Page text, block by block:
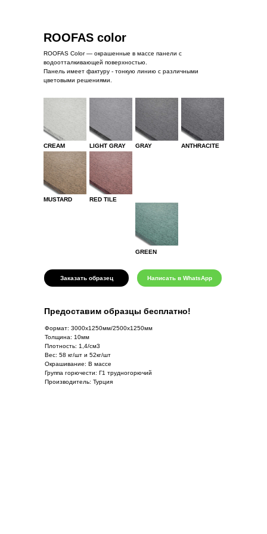
ROOFAS color
Формат: 3000х1250мм/2500х1250мм
Толщина: 10мм
Плотность: 1,4/см3
Вес: 58 кг/шт и 52кг/шт
Окрашивание: В массе
Группа горючести: Г1 трудногорючий
Производитель: Турция
Написать в WhatsApp
Заказать образец
Предоставим образцы бесплатно!
ROOFAS Color — окрашенные в массе панели с
водоотталкивающей поверхностью.
Панель имеет фактуру - тонкую линию с различными
цветовыми решениями.
CREAM
RED TILE
MUSTARD
ANTHRACITE
GRAY
LIGHT GRAY
GREEN